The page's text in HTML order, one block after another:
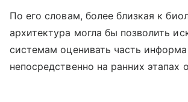
По его словам, более близкая к
архитектура могла бы позволить
системам оценивать часть
непосредственно на ранних этапах